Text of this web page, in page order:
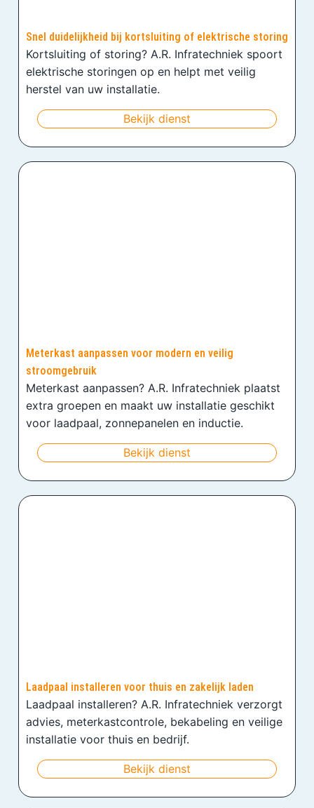
Snel duidelijkheid bij kortsluiting of elektrische storing
Kortsluiting of storing? A.R. Infratechniek spoort
elektrische storingen op en helpt met veilig
herstel van uw installatie.
Bekijk dienst
Meterkast aanpassen voor modern en veilig
stroomgebruik
Meterkast aanpassen? A.R. Infratechniek plaatst
extra groepen en maakt uw installatie geschikt
voor laadpaal, zonnepanelen en inductie.
Bekijk dienst
Laadpaal installeren voor thuis en zakelijk laden
Laadpaal installeren? A.R. Infratechniek verzorgt
advies, meterkastcontrole, bekabeling en veilige
installatie voor thuis en bedrijf.
Bekijk dienst